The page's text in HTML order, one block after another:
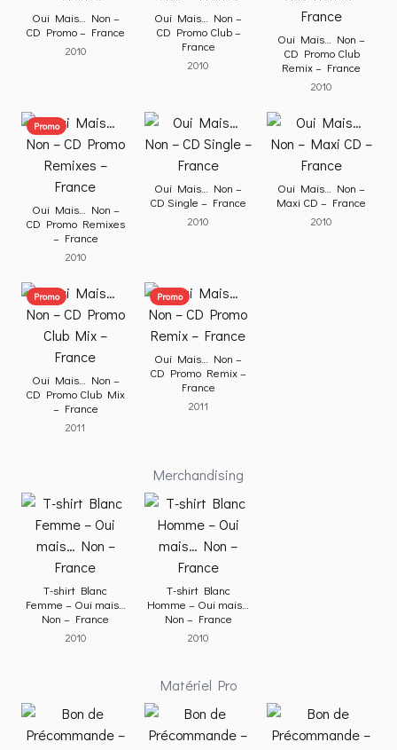
Oui Mais… Non –
CD Promo – France
2010
Oui Mais… Non –
CD Promo Club –
France
2010
Oui Mais… Non –
CD Promo Club
Remix – France
2010
Promo
Oui Mais… Non –
CD Promo Remixes
– France
2010
Oui Mais… Non –
CD Single – France
2010
Oui Mais… Non –
Maxi CD – France
2010
Promo
Oui Mais… Non –
CD Promo Club Mix
– France
2011
Promo
Oui Mais… Non –
CD Promo Remix –
France
2011
Merchandising
T-shirt Blanc
Femme – Oui mais…
Non – France
2010
T-shirt Blanc
Homme – Oui mais…
Non – France
2010
Matériel Pro